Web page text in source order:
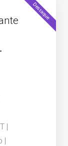
Destaque
|
|